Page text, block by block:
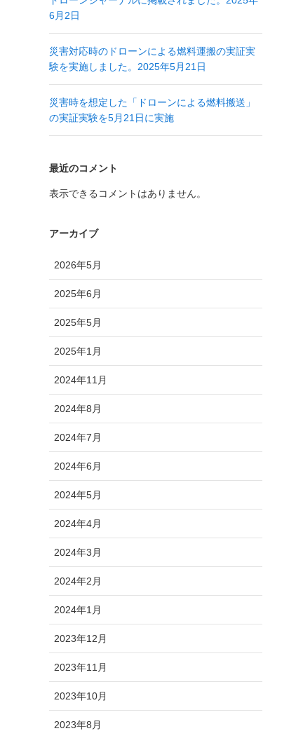
6月2日
災害対応時のドローンによる燃料運搬の実証実
験を実施しました。2025年5月21日
災害時を想定した「ドローンによる燃料搬送」
の実証実験を5月21日に実施
最近のコメント
表示できるコメントはありません。
アーカイブ
2026年5月
2025年6月
2025年5月
2025年1月
2024年11月
2024年8月
2024年7月
2024年6月
2024年5月
2024年4月
2024年3月
2024年2月
2024年1月
2023年12月
2023年11月
2023年10月
2023年8月